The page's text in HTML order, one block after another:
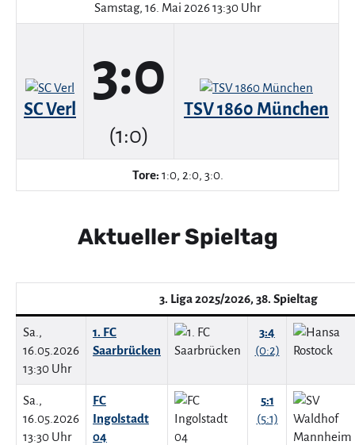
Samstag, 16. Mai 2026 13:30 Uhr
SC Verl
3:0
(1:0)
TSV 1860 München
Tore: 1:0, 2:0, 3:0.
Aktueller Spieltag
3. Liga 2025/2026, 38. Spieltag
Sa.,
16.05.2026
13:30 Uhr
1. FC
Saarbrücken
3:4
(0:2)
Sa.,
16.05.2026
13:30 Uhr
FC
Ingolstadt
04
5:1
(5:1)